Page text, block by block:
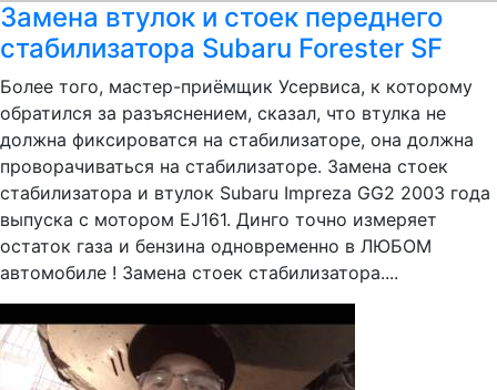
Замена втулок и стоек переднего
стабилизатора Subaru Forester SF
Более того, мастер-приёмщик Усервиса, к которому
обратился за разъяснением, сказал, что втулка не
должна фиксироватся на стабилизаторе, она должна
проворачиваться на стабилизаторе. Замена стоек
стабилизатора и втулок Subaru Impreza GG2 2003 года
выпуска с мотором EJ161. Динго точно измеряет
остаток газа и бензина одновременно в ЛЮБОМ
автомобиле ! Замена стоек стабилизатора....